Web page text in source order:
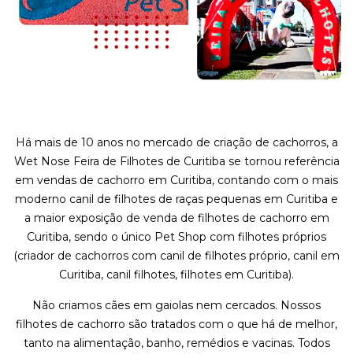
Há mais de 10 anos no mercado de criação de cachorros, a
Wet Nose Feira de Filhotes de Curitiba se tornou referência
em vendas de cachorro em Curitiba, contando com o mais
moderno canil de filhotes de raças pequenas em Curitiba e
a maior exposição de venda de filhotes de cachorro em
Curitiba, sendo o único Pet Shop com filhotes próprios
(criador de cachorros com canil de filhotes próprio, canil em
Curitiba, canil filhotes, filhotes em Curitiba).
Não criamos cães em gaiolas nem cercados. Nossos
filhotes de cachorro são tratados com o que há de melhor,
tanto na alimentação, banho, remédios e vacinas. Todos